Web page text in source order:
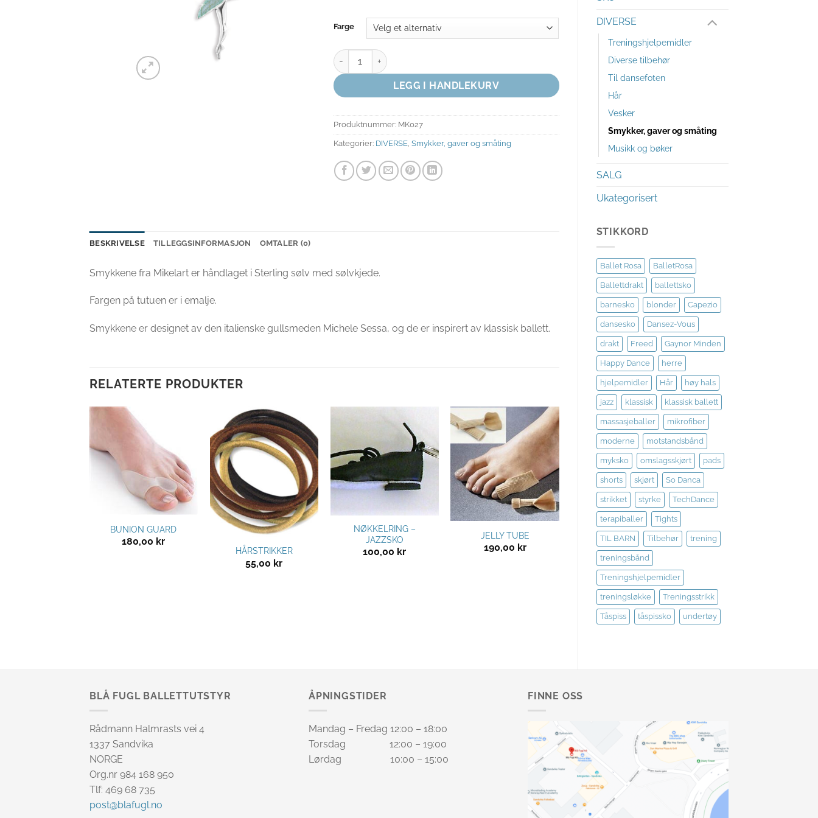
DIVERSE
Treningshjelpemidler
Diverse tilbehør
Til dansefoten
Hår
Vesker
Smykker, gaver og småting
Musikk og bøker
SALG
Ukategorisert
STIKKORD
Ballet Rosa BalletRosa
Ballettdrakt ballettsko
barnesko blonder Capezio
dansesko Dansez-Vous
drakt Freed Gaynor Minden
Happy Dance herre
hjelpemidler Hår høy hals
jazz klassisk klassisk ballett
massasjeballer mikrofiber
moderne motstandsbånd
myksko omslagsskjørt pads
shorts skjørt So Danca
strikket styrke TechDance
terapiballer Tights
TIL BARN Tilbehør trening
treningsbånd
Treningshjelpemidler
treningsløkke Treningsstrikk
Tåspiss tåspissko undertøy
Farge
ANHENG NØTTEKNEKKEREN antall
LEGG I HANDLEKURV
Produktnummer: MK027
Kategorier: DIVERSE, Smykker, gaver og småting
BESKRIVELSE TILLEGGSINFORMASJON OMTALER (0)
Smykkene fra Mikelart er håndlaget i Sterling sølv med sølvkjede.
Fargen på tutuen er i emalje.
Smykkene er designet av den italienske gullsmeden Michele Sessa, og de er inspirert av klassisk ballett.
RELATERTE PRODUKTER
ønskeliste
BUNION GUARD
180,00 kr
Legg til
ønskeliste
HÅRSTRIKKER
55,00 kr
Legg til
ønskeliste
NØKKELRING –
JAZZSKO
100,00 kr
Legg til
ønskeliste
JELLY TUBE
190,00 kr
BLÅ FUGL BALLETTUTSTYR
Rådmann Halmrasts vei 4
1337 Sandvika
NORGE
Org.nr 984 168 950
Tlf: 469 68 735
post@blafugl.no
ÅPNINGSTIDER
Mandag – Fredag 12:00 – 18:00
Torsdag 12:00 – 19:00
Lørdag 10:00 – 15:00
FINNE OSS